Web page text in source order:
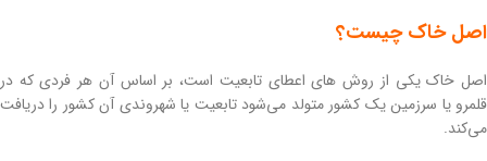
اصل خاک چیست؟
اصل خاک یکی از روش های اعطای تابعیت است، بر اساس آن هر فردی که در
قلمرو یا سرزمین یک کشور متولد می‌شود تابعیت یا شهروندی آن کشور را دریافت
می‌کند.